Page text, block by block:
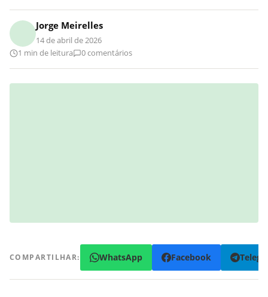
Jorge Meirelles
14 de abril de 2026
1 min de leitura
0 comentários
COMPARTILHAR: WhatsApp Facebook